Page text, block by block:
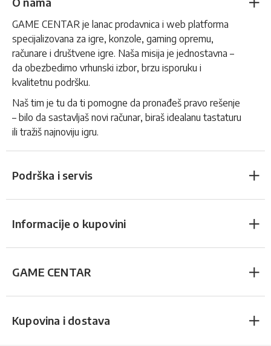
GAME CENTAR je lanac prodavnica i web platforma
specijalizovana za igre, konzole, gaming opremu,
računare i društvene igre. Naša misija je jednostavna –
da obezbedimo vrhunski izbor, brzu isporuku i
kvalitetnu podršku.
Naš tim je tu da ti pomogne da pronađeš pravo rešenje
– bilo da sastavljaš novi računar, biraš idealanu tastaturu
ili tražiš najnoviju igru.
Podrška i servis
Informacije o kupovini
GAME CENTAR
Kupovina i dostava